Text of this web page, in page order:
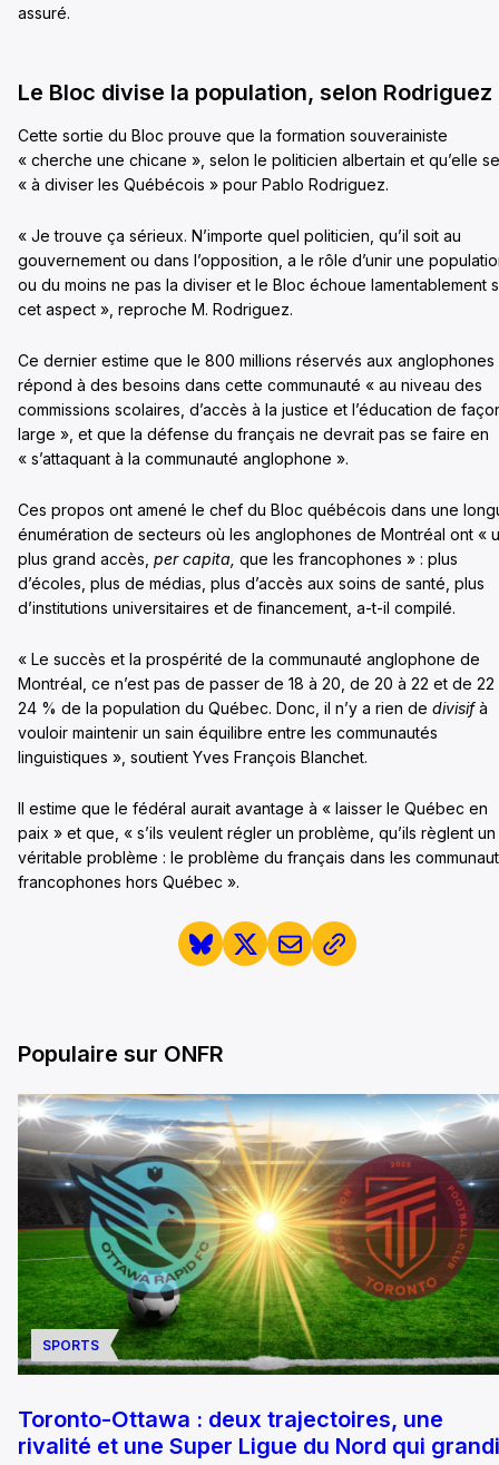
assuré.
Le Bloc divise la population, selon Rodriguez
Cette sortie du Bloc prouve que la formation souverainiste
« cherche une chicane », selon le politicien albertain et qu’elle
« à diviser les Québécois » pour Pablo Rodriguez.
« Je trouve ça sérieux. N’importe quel politicien, qu’il soit au
gouvernement ou dans l’opposition, a le rôle d’unir une
ou du moins ne pas la diviser et le Bloc échoue lamentablement
cet aspect », reproche M. Rodriguez.
Ce dernier estime que le 800 millions réservés aux anglophones
répond à des besoins dans cette communauté « au niveau des
commissions scolaires, d’accès à la justice et l’éducation de
large », et que la défense du français ne devrait pas se faire en
« s’attaquant à la communauté anglophone ».
Ces propos ont amené le chef du Bloc québécois dans une
énumération de secteurs où les anglophones de Montréal ont «
plus grand accès, per capita, que les francophones » : plus
d’écoles, plus de médias, plus d’accès aux soins de santé, plus
d’institutions universitaires et de financement, a-t-il compilé.
« Le succès et la prospérité de la communauté anglophone de
Montréal, ce n’est pas de passer de 18 à 20, de 20 à 22 et de 22
24 % de la population du Québec. Donc, il n’y a rien de divisifà
vouloir maintenir un sain équilibre entre les communautés
linguistiques », soutient Yves François Blanchet.
Il estime que le fédéral aurait avantage à « laisser le Québec en
paix » et que, « s’ils veulent régler un problème, qu’ils règlent un
véritable problème : le problème du français dans les
francophones hors Québec ».
Populaire sur ONFR
SPORTS
Toronto-Ottawa : deux trajectoires, une
rivalité et une Super Ligue du Nord qui